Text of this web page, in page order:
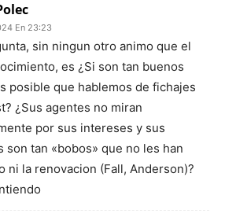
En 23:23
sin ningun otro animo que el
es ¿Si son tan buenos
posible que hablemos de fichajes
¿Sus agentes no miran
por sus intereses y sus
son tan «bobos» que no les han
ni la renovacion (Fall, Anderson)?